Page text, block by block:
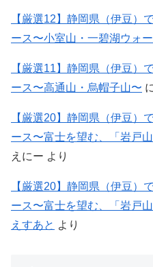
【厳選12】静岡県（伊豆）
ース〜小室山・一碧湖ウォ
【厳選11】静岡県（伊豆）
ース〜高通山・烏帽子山〜
【厳選20】静岡県（伊豆）
ース〜富士を望む、「岩戸
えにー より
【厳選20】静岡県（伊豆）
ース〜富士を望む、「岩戸
えすあと より